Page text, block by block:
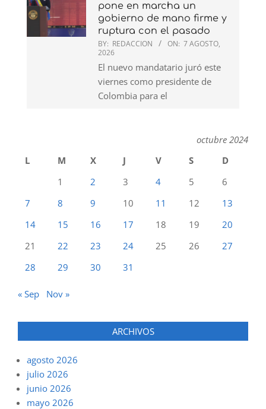
pone en marcha un
gobierno de mano firme y
ruptura con el pasado
BY: REDACCION ON: 7 AGOSTO,
2026
El nuevo mandatario juró este
viernes como presidente de
Colombia para el
octubre 2024
L
M X J V S
D
1
2 3 4 5
6
7
8 9 10 11 12
13
14
15 16 17 18 19
20
21
22 23 24 25 26
27
28
29 30 31
« Sep Nov »
ARCHIVOS
agosto 2026
julio 2026
junio 2026
mayo 2026